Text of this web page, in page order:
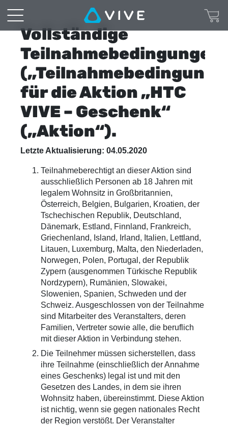
Teilnahmebedingungen
-
VIVE
Pro
Full
Kit
Half-
Life:
Aktion
VIVE™
Vollständige
Teilnahmebedingungen
für die Aktion „HTC
VIVE – Geschenk“
(„Aktion“).
Letzte Aktualisierung: 04.05.2020
Teilnahmeberechtigt an dieser Aktion sind
ausschließlich Personen ab 18 Jahren mit
legalem Wohnsitz in Großbritannien,
Österreich, Belgien, Bulgarien, Kroatien, der
Tschechischen Republik, Deutschland,
Dänemark, Estland, Finnland, Frankreich,
Griechenland, Island, Irland, Italien, Lettland,
Litauen, Luxemburg, Malta, den Niederladen,
Norwegen, Polen, Portugal, der Republik
Zypern (ausgenommen Türkische Republik
Nordzypern), Rumänien, Slowakei,
Slowenien, Spanien, Schweden und der
Schweiz. Ausgeschlossen von der Teilnahme
sind Mitarbeiter des Veranstalters, deren
Familien, Vertreter sowie alle, die beruflich
mit dieser Aktion in Verbindung stehen.
Die Teilnehmer müssen sicherstellen, dass
ihre Teilnahme (einschließlich der Annahme
eines Geschenks) legal ist und mit den
Gesetzen des Landes, in dem sie ihren
Wohnsitz haben, übereinstimmt. Diese Aktion
ist nichtig, wenn sie gegen nationales Recht
der Region verstößt. Der Veranstalter